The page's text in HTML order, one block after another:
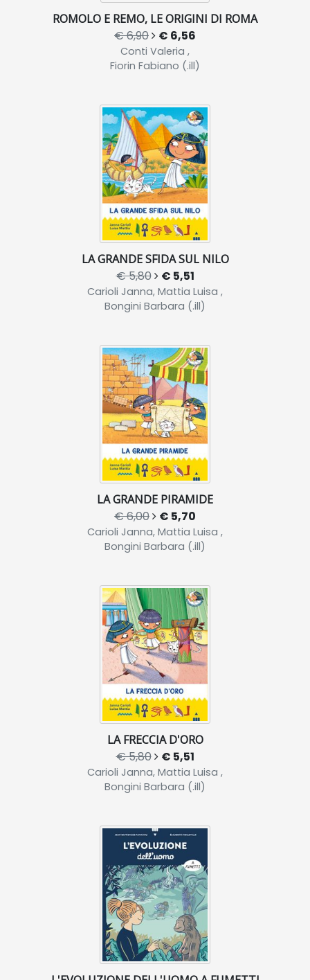
ROMOLO E REMO, LE ORIGINI DI ROMA
€ 6,90 € 6,56
Conti Valeria ,
Fiorin Fabiano (.ill)
LA GRANDE SFIDA SUL NILO
€ 5,80 € 5,51
Carioli Janna, Mattia Luisa ,
Bongini Barbara (.ill)
LA GRANDE PIRAMIDE
€ 6,00 € 5,70
Carioli Janna, Mattia Luisa ,
Bongini Barbara (.ill)
LA FRECCIA D'ORO
€ 5,80 € 5,51
Carioli Janna, Mattia Luisa ,
Bongini Barbara (.ill)